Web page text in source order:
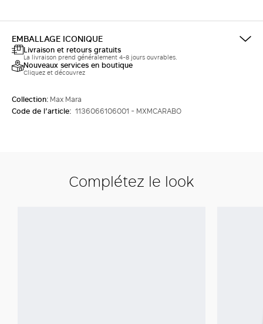
EMBALLAGE ICONIQUE
Livraison et retours gratuits
La livraison prend généralement 4-8 jours ouvrables.
Nouveaux services en boutique
Cliquez et découvrez
Collection: Max Mara
Code de l’article: 1136066106001 - MXMCARABO
Complétez le look